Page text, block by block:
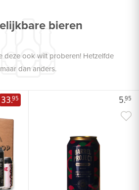
bieren
deze ook wilt proberen! Hetzelfde
maar dan anders.
33.95 5.95